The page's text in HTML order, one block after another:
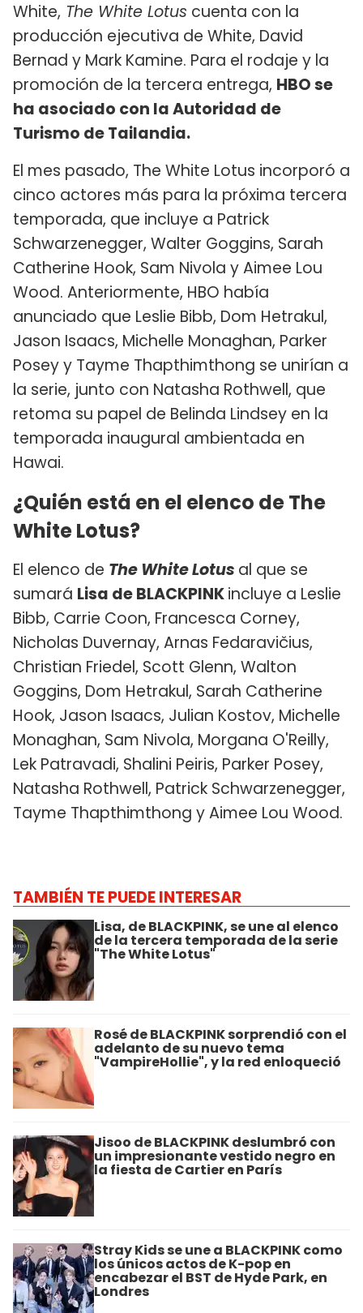
White, The White Lotus cuenta con la
producción ejecutiva de White, David
Bernad y Mark Kamine. Para el rodaje y la
promoción de la tercera entrega, HBO se
ha asociado con la Autoridad de
Turismo de Tailandia.
El mes pasado, The White Lotus incorporó a
cinco actores más para la próxima tercera
temporada, que incluye a Patrick
Schwarzenegger, Walter Goggins, Sarah
Catherine Hook, Sam Nivola y Aimee Lou
Wood. Anteriormente, HBO había
anunciado que Leslie Bibb, Dom Hetrakul,
Jason Isaacs, Michelle Monaghan, Parker
Posey y Tayme Thapthimthong se unirían a
la serie, junto con Natasha Rothwell, que
retoma su papel de Belinda Lindsey en la
temporada inaugural ambientada en
Hawai.
¿Quién está en el elenco de The
White Lotus?
El elenco de The White Lotus al que se
sumará Lisa de BLACKPINKincluye a Leslie
Bibb, Carrie Coon, Francesca Corney,
Nicholas Duvernay, Arnas Fedaravičius,
Christian Friedel, Scott Glenn, Walton
Goggins, Dom Hetrakul, Sarah Catherine
Hook, Jason Isaacs, Julian Kostov, Michelle
Monaghan, Sam Nivola, Morgana O'Reilly,
Lek Patravadi, Shalini Peiris, Parker Posey,
Natasha Rothwell, Patrick Schwarzenegger,
Tayme Thapthimthong y Aimee Lou Wood.
TAMBIÉN TE PUEDE INTERESAR
Lisa, de BLACKPINK, se une al elenco
de la tercera temporada de la serie
"The White Lotus"
Rosé de BLACKPINK sorprendió con el
adelanto de su nuevo tema
"VampireHollie", y la red enloqueció
Jisoo de BLACKPINK deslumbró con
un impresionante vestido negro en
la fiesta de Cartier en París
Stray Kids se une a BLACKPINK como
los únicos actos de K-pop en
encabezar el BST de Hyde Park, en
Londres